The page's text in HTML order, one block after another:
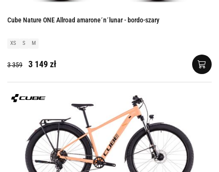
Cube Nature ONE Allroad amarone´n´lunar - bordo-szary
XS S M
3 359 3 149 zł